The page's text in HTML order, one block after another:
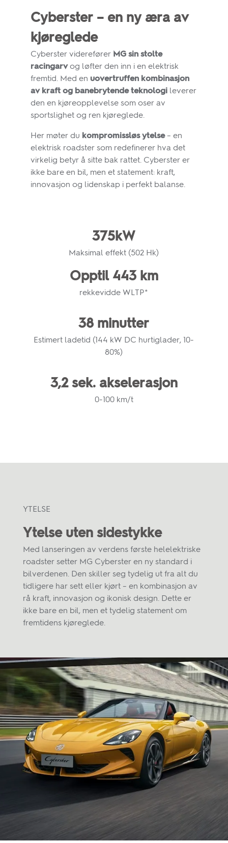
Cyberster – en ny æra av
kjøreglede
Cyberster viderefører MG sin stolte
racingarvog løfter den inn i en elektrisk
fremtid. Med en uovertruffen kombinasjon
av kraft og banebrytende teknologileverer
den en kjøreopplevelse som oser av
sportslighet og ren kjøreglede.
Her møter du kompromissløs ytelse– en
elektrisk roadster som redefinerer hva det
virkelig betyr å sitte bak rattet. Cyberster er
ikke bare en bil, men et statement: kraft,
innovasjon og lidenskap i perfekt balanse.
375kW
Maksimal effekt (502 Hk)
Opptil 443 km
rekkevidde WLTP*
38 minutter
Estimert ladetid (144 kW DC hurtiglader, 10-
80%)
3,2 sek. akselerasjon
0-100 km/t
YTELSE
Ytelse uten sidestykke
Med lanseringen av verdens første helelektriske
roadster setter MG Cyberster en ny standard i
bilverdenen. Den skiller seg tydelig ut fra alt du
tidligere har sett eller kjørt – en kombinasjon av
rå kraft, innovasjon og ikonisk design. Dette er
ikke bare en bil, men et tydelig statement om
fremtidens kjøreglede.